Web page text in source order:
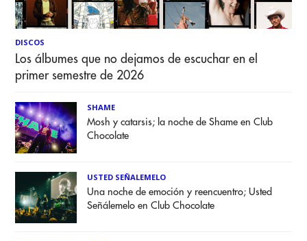
DISCOS
Los álbumes que no dejamos de escuchar en el
primer semestre de 2026
SHAME
Mosh y catarsis; la noche de Shame en Club
Chocolate
USTED SEÑALEMELO
Una noche de emoción y reencuentro; Usted
Señálemelo en Club Chocolate